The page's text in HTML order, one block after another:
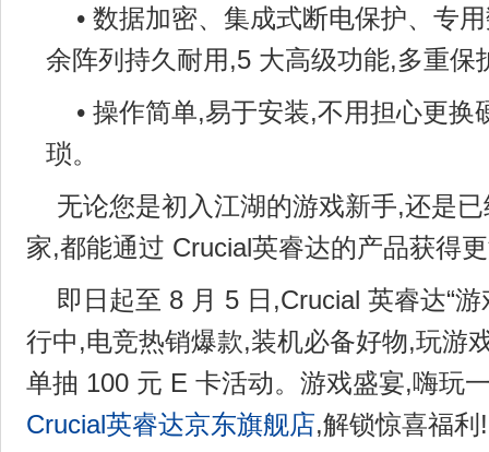
• 数据加密、集成式断电保护、专
余阵列持久耐用,5 大高级功能,多重保
• 操作简单,易于安装,不用担心更换
琐。
无论您是初入江湖的游戏新手,还是已
家,都能通过 Crucial英睿达的产品获得
即日起至 8 月 5 日,Crucial 英睿达“
行中,电竞热销爆款,装机必备好物,玩游
单抽 100 元 E 卡活动。游戏盛宴,嗨玩
Crucial英睿达京东旗舰店,解锁惊喜福利!